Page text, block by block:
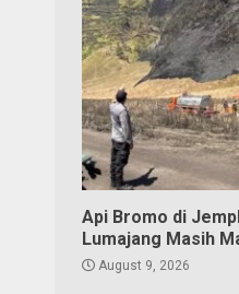
Api Bromo di
Lumajang Masih
August 9, 2026